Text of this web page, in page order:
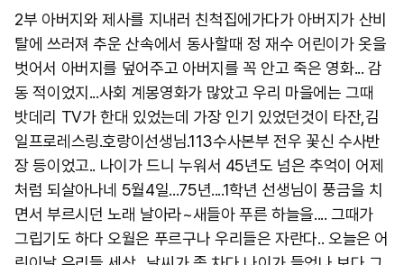
2부 아버지와 제사를 지내러 친척집에가다가 아버지가 산비
탈에 쓰러져 추운 산속에서 동사할때 정 재수 어린이가 옷을
벗어서 아버지를 덮어주고 아버지를 꼭 안고 죽은 영화... 감
동 적이었지...사회 계몽영화가 많았고 우리 마을에는 그때
밧데리 TV가 한대 있었는데 가장 인기 있었던것이 타잔,김
일프로레스링.호랑이선생님.113수사본부 전우 꽃신 수사반
장 등이었고.. 나이가 드니 누워서 45년도 넘은 추억이 어제
처럼 되살아나네 5월4일...75년....1학년 선생님이 풍금을 치
면서 부르시던 노래 날아라~새들아 푸른 하늘을.... 그때가
그립기도 하다 오월은 푸르구나 우리들은 자란다.. 오늘은 어